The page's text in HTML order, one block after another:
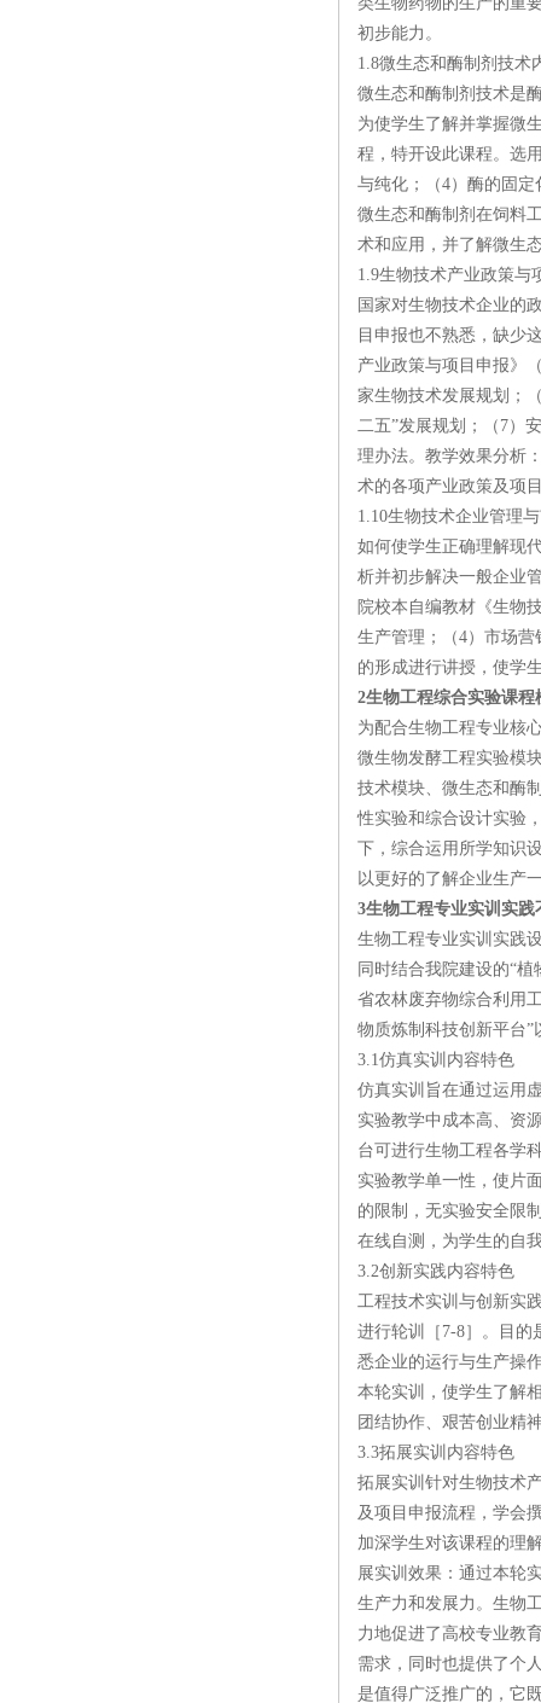
初步能力。
1.8微生态和酶制剂技术
微生态和酶制剂技术是
为使学生了解并掌握微
程，特开设此课程。选
与纯化；（4）酶的固
微生态和酶制剂在饲料
术和应用，并了解微生
1.9生物技术产业政策与
国家对生物技术企业的
目申报也不熟悉，缺少
产业政策与项目申报》
家生物技术发展规划；
二五”发展规划；（7）
理办法。教学效果分析
术的各项产业政策及项
1.10生物技术企业管理
如何使学生正确理解现
析并初步解决一般企业
院校本自编教材《生物
生产管理；（4）市场
的形成进行讲授，使学
2生物工程综合实验课程
为配合生物工程专业核
微生物发酵工程实验模
技术模块、微生态和酶
性实验和综合设计实验
下，综合运用所学知识
以更好的了解企业生产
3生物工程专业实训实践
生物工程专业实训实践
同时结合我院建设的“
省农林废弃物综合利用
物质炼制科技创新平台
3.1仿真实训内容特色
仿真实训旨在通过运用
实验教学中成本高、资
台可进行生物工程各学
实验教学单一性，使片
的限制，无实验安全限
在线自测，为学生的自
3.2创新实践内容特色
工程技术实训与创新实
进行轮训［7-8］。目的
悉企业的运行与生产操
本轮实训，使学生了解
团结协作、艰苦创业精
3.3拓展实训内容特色
拓展实训针对生物技术
及项目申报流程，学会
加深学生对该课程的理
展实训效果：通过本轮
生产力和发展力。生物
力地促进了高校专业教
需求，同时也提供了个
是值得广泛推广的，它